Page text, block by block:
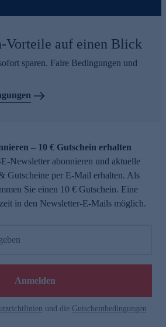
Vorteile auf einen Blick
sparen. Faire Bedingungen und
– 10 € Gutschein erhalten
Newsletter abonnieren und aktuelle
Gutscheine per E-Mail erhalten. Als
Sie einen 10 € Gutschein. Eine
in den Newsletter-E-Mails möglich.
Anmelden
und die Gutscheinbedingungen